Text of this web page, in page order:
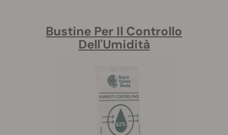
Bustine Per Il Controllo
Dell'Umidità